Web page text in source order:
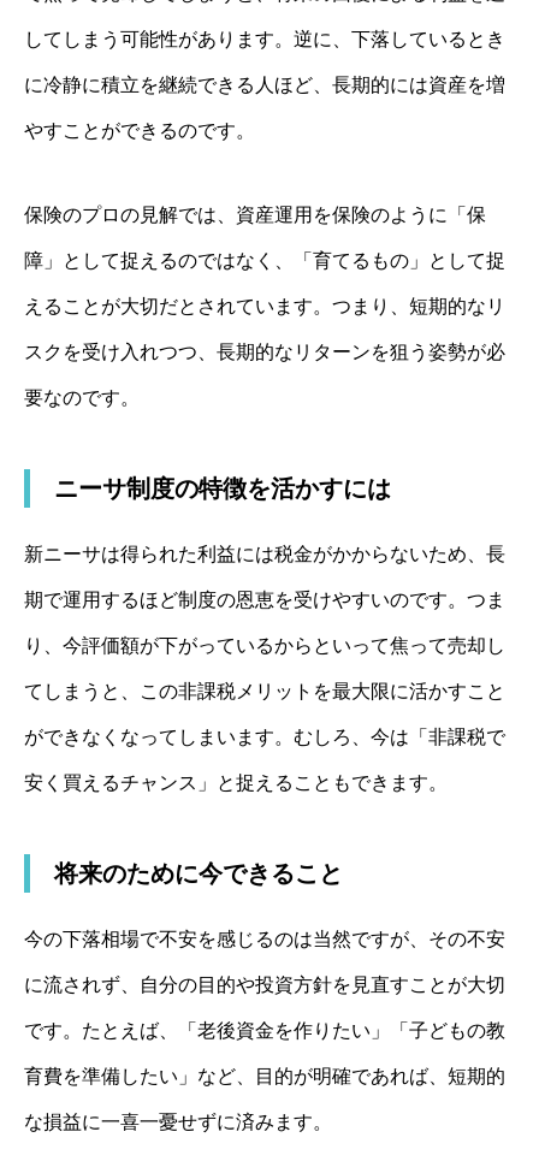
してしまう可能性があります。逆に、下落しているとき
に冷静に積立を継続できる人ほど、長期的には資産を増
やすことができるのです。
保険のプロの見解では、資産運用を保険のように「保
障」として捉えるのではなく、「育てるもの」として捉
えることが大切だとされています。つまり、短期的なリ
スクを受け入れつつ、長期的なリターンを狙う姿勢が必
要なのです。
ニーサ制度の特徴を活かすには
新ニーサは得られた利益には税金がかからないため、長
期で運用するほど制度の恩恵を受けやすいのです。つま
り、今評価額が下がっているからといって焦って売却し
てしまうと、この非課税メリットを最大限に活かすこと
ができなくなってしまいます。むしろ、今は「非課税で
安く買えるチャンス」と捉えることもできます。
将来のために今できること
今の下落相場で不安を感じるのは当然ですが、その不安
に流されず、自分の目的や投資方針を見直すことが大切
です。たとえば、「老後資金を作りたい」「子どもの教
育費を準備したい」など、目的が明確であれば、短期的
な損益に一喜一憂せずに済みます。